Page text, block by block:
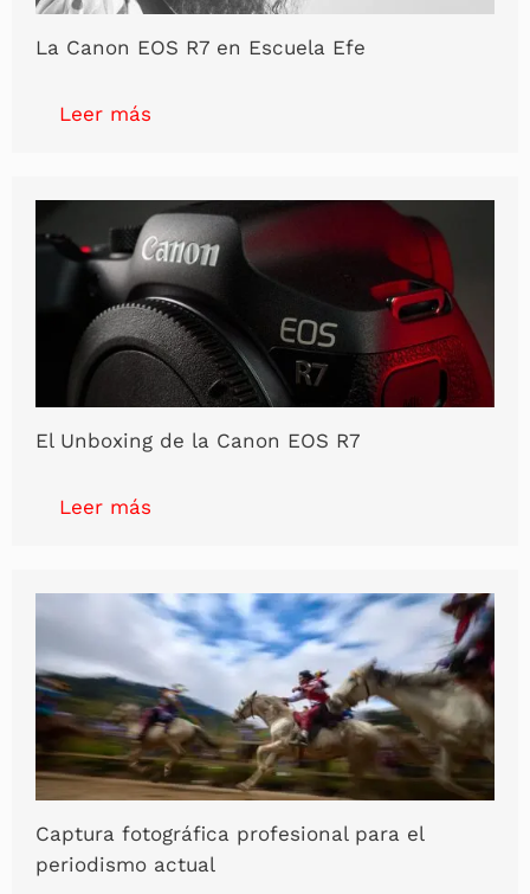
La Canon EOS R7 en Escuela Efe
Leer más
El Unboxing de la Canon EOS R7
Leer más
Captura fotográfica profesional para el
periodismo actual